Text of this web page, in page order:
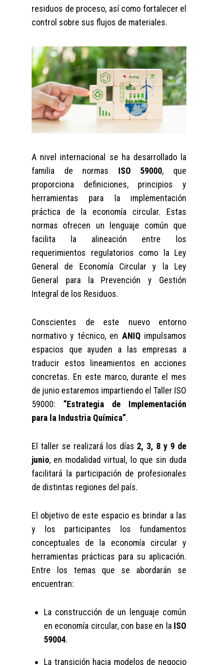
residuos de proceso, así como fortalecer el
control sobre sus flujos de materiales.
A nivel internacional se ha desarrollado la
familia de normas ISO 59000, que
proporciona definiciones, principios y
herramientas para la implementación
práctica de la economía circular. Estas
normas ofrecen un lenguaje común que
facilita la alineación entre los
requerimientos regulatorios como la Ley
General de Economía Circular y la Ley
General para la Prevención y Gestión
Integral de los Residuos.
Conscientes de este nuevo entorno
normativo y técnico, en ANIQ impulsamos
espacios que ayuden a las empresas a
traducir estos lineamientos en acciones
concretas. En este marco, durante el mes
de junio estaremos impartiendo el Taller ISO
59000: “Estrategia de Implementación
para la Industria Química”.
El taller se realizará los días 2, 3, 8 y 9 de
junio, en modalidad virtual, lo que sin duda
facilitará la participación de profesionales
de distintas regiones del país.
El objetivo de este espacio es brindar a las
y los participantes los fundamentos
conceptuales de la economía circular y
herramientas prácticas para su aplicación.
Entre los temas que se abordarán se
encuentran:
La construcción de un lenguaje común
en economía circular, con base en la ISO
59004.
La transición hacia modelos de negocio